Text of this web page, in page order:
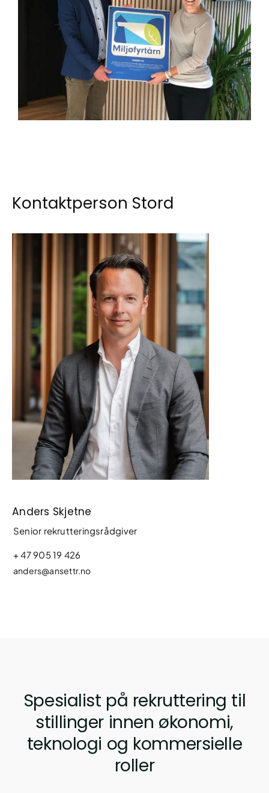
Kontaktperson Stord
Anders Skjetne
Senior rekrutteringsrådgiver
+ 47 905 19 426
anders@ansettr.no
Spesialist på rekruttering til
stillinger innen økonomi,
teknologi og kommersielle
roller